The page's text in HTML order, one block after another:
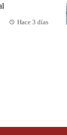
Hace 3 días